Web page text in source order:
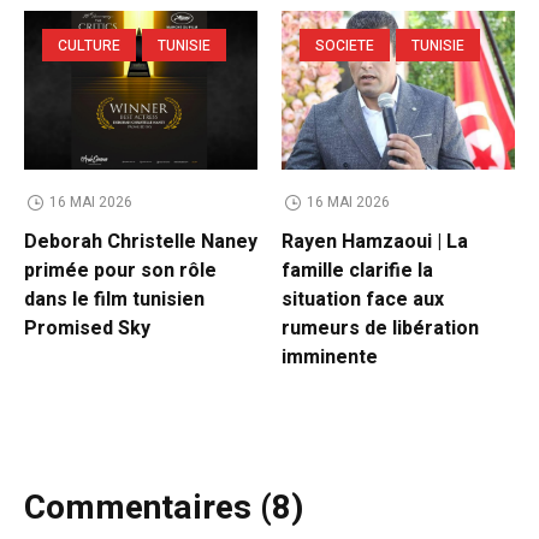
CULTURE TUNISIE
16 MAI 2026
Deborah Christelle Naney
primée pour son rôle
dans le film tunisien
Promised Sky
SOCIETE TUNISIE
16 MAI 2026
Rayen Hamzaoui | La
famille clarifie la
situation face aux
rumeurs de libération
imminente
Commentaires (8)